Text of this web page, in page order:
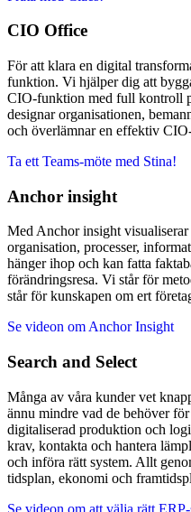
CIO Office
För att klara en digital
funktion. Vi hjälper dig att
CIO-funktion med full kontroll
designar organisationen,
och överlämnar en effektiv
Ta ett Teams-möte med Stina!
Anchor insight
Med Anchor insight
organisation, processer,
hänger ihop och kan fatta
förändringsresa. Vi står för
står för kunskapen om ert
Se videon om Anchor Insight
Search and Select
Många av våra kunder vet
ännu mindre vad de behöver
digitaliserad produktion och
krav, kontakta och hantera
och införa rätt system. Allt
tidsplan, ekonomi och
Se videon om att välja rätt